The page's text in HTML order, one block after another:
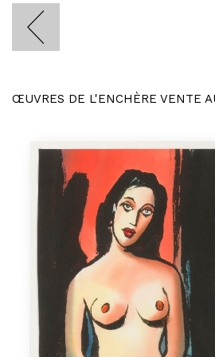
ŒUVRES DE L'ENCHÈRE VENTE